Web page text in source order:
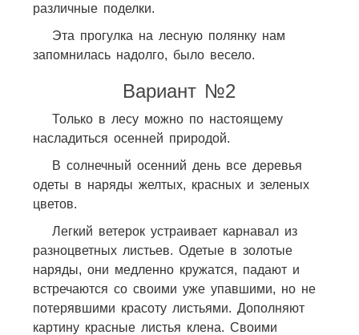
различные поделки.
Эта прогулка на лесную полянку нам
запомнилась надолго, было весело.
Вариант №2
Только в лесу можно по настоящему
насладиться осенней природой.
В солнечный осенний день все деревья
одеты в наряды желтых, красных и зеленых
цветов.
Легкий ветерок устраивает карнавал из
разноцветных листьев. Одетые в золотые
наряды, они медленно кружатся, падают и
встречаются со своими уже упавшими, но не
потерявшими красоту листьями. Дополняют
картину красные листья клена. Своими